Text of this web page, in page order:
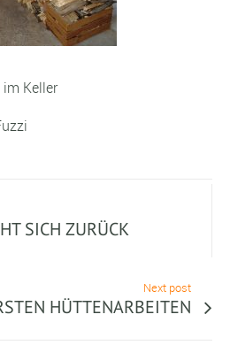
Keller
SICH ZURÜCK
Next post
HÜTTENARBEITEN